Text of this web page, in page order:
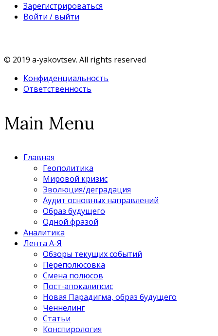
Зарегистрироваться
Войти / выйти
© 2019 a-yakovtsev. All rights reserved
Конфиденциальность
Ответственность
Main Menu
Главная
Геополитика
Мировой кризис
Эволюция/деградация
Аудит основных направлений
Образ будущего
Одной фразой
Аналитика
Лента А-Я
Обзоры текущих событий
Переполюсовка
Смена полюсов
Пост-апокалипсис
Новая Парадигма, образ будущего
Ченнелинг
Статьи
Конспирология